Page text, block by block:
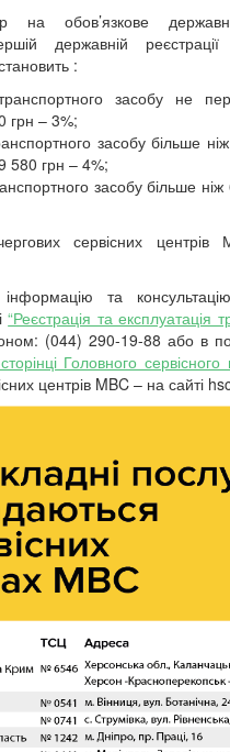
на обов’язкове
державній
:
засобу не
грн – 3%;
засобу більше
580 грн – 4%;
засобу більше
сервісних
інформацію та
“Реєстрація та експлуатація
(044) 290-19-88 або в
Головного
центрів MBC – на сайті